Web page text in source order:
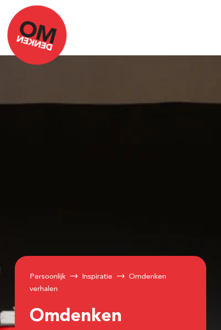
Persoonlijk Inspiratie
Omdenken
verhalen
Omdenken